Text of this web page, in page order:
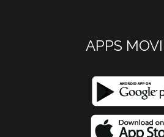
APPS